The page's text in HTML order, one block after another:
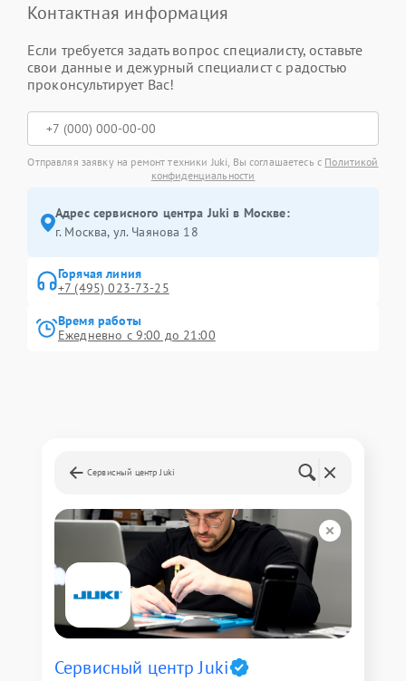
Контактная информация
Если требуется задать вопрос специалисту, оставьте
свои данные и дежурный специалист с радостью
проконсультирует Вас!
Отправляя заявку на ремонт техники Juki, Вы соглашаетесь с Политикой
конфиденциальности
Адрес сервисного центра Juki в Москве:
г. Москва, ул. Чаянова 18
Горячая линия
+7 (495) 023-73-25
Время работы
Ежедневно с 9:00 до 21:00
Сервисный центр Juki
Сервисный центр Juki